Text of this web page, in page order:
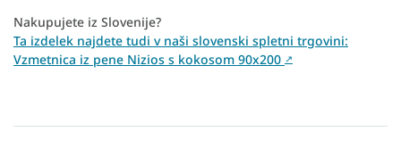
Nakupujete iz Slovenije?
Ta izdelek najdete tudi v naši slovenski spletni trgovini:
Vzmetnica iz pene Nizios s kokosom 90x200 ↗